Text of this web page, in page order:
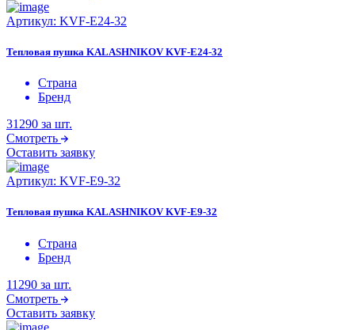
Артикул: KVF-E24-32
Тепловая пушка KALASHNIKOV KVF-E24-32
Страна
Бренд
31290 за шт.
Смотреть
Оставить заявку
Артикул: KVF-E9-32
Тепловая пушка KALASHNIKOV KVF-E9-32
Страна
Бренд
11290 за шт.
Смотреть
Оставить заявку